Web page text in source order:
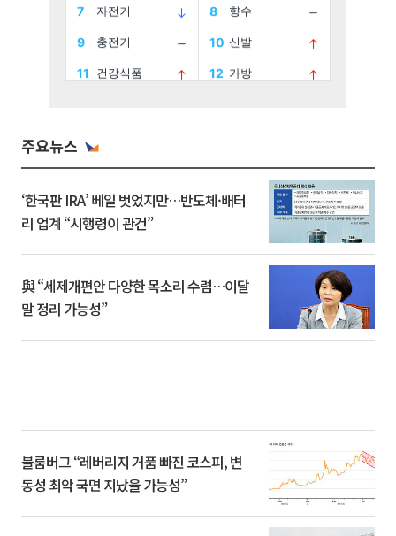
주요뉴스
‘한국판 IRA’ 베일 벗었지만…반도체·배터
리 업계 “시행령이 관건”
與 “세제개편안 다양한 목소리 수렴…이달
말 정리 가능성”
블룸버그 “레버리지 거품 빠진 코스피, 변
동성 최악 국면 지났을 가능성”